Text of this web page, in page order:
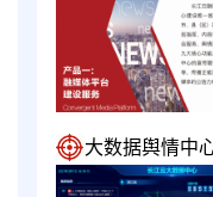
大数据舆情中